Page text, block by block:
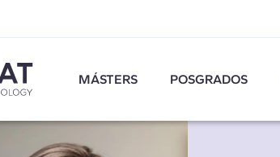
MÁSTERS POSGRADOS